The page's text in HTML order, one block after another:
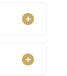
+
projets
+